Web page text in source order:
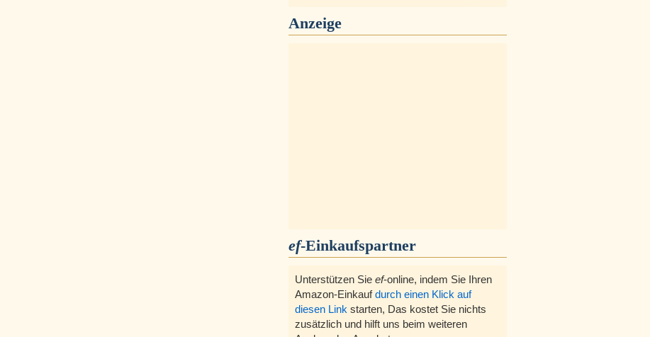
Anzeige
ef-Einkaufspartner
Unterstützen Sie ef-online, indem Sie Ihren
Amazon-Einkaufdurch einen Klick auf
diesen Link starten, Das kostet Sie nichts
zusätzlich und hilft uns beim weiteren